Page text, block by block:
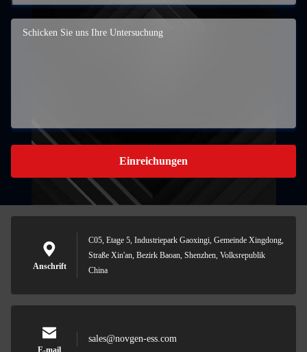
Einreichungen
Anschrift
C05, Etage 5, Industriepark Gaoxingi, Gemeinde Xingdong,
Straße Xin'an, Bezirk Baoan, Shenzhen, Volksrepublik
China
E-mail
sales@novgen-ess.com